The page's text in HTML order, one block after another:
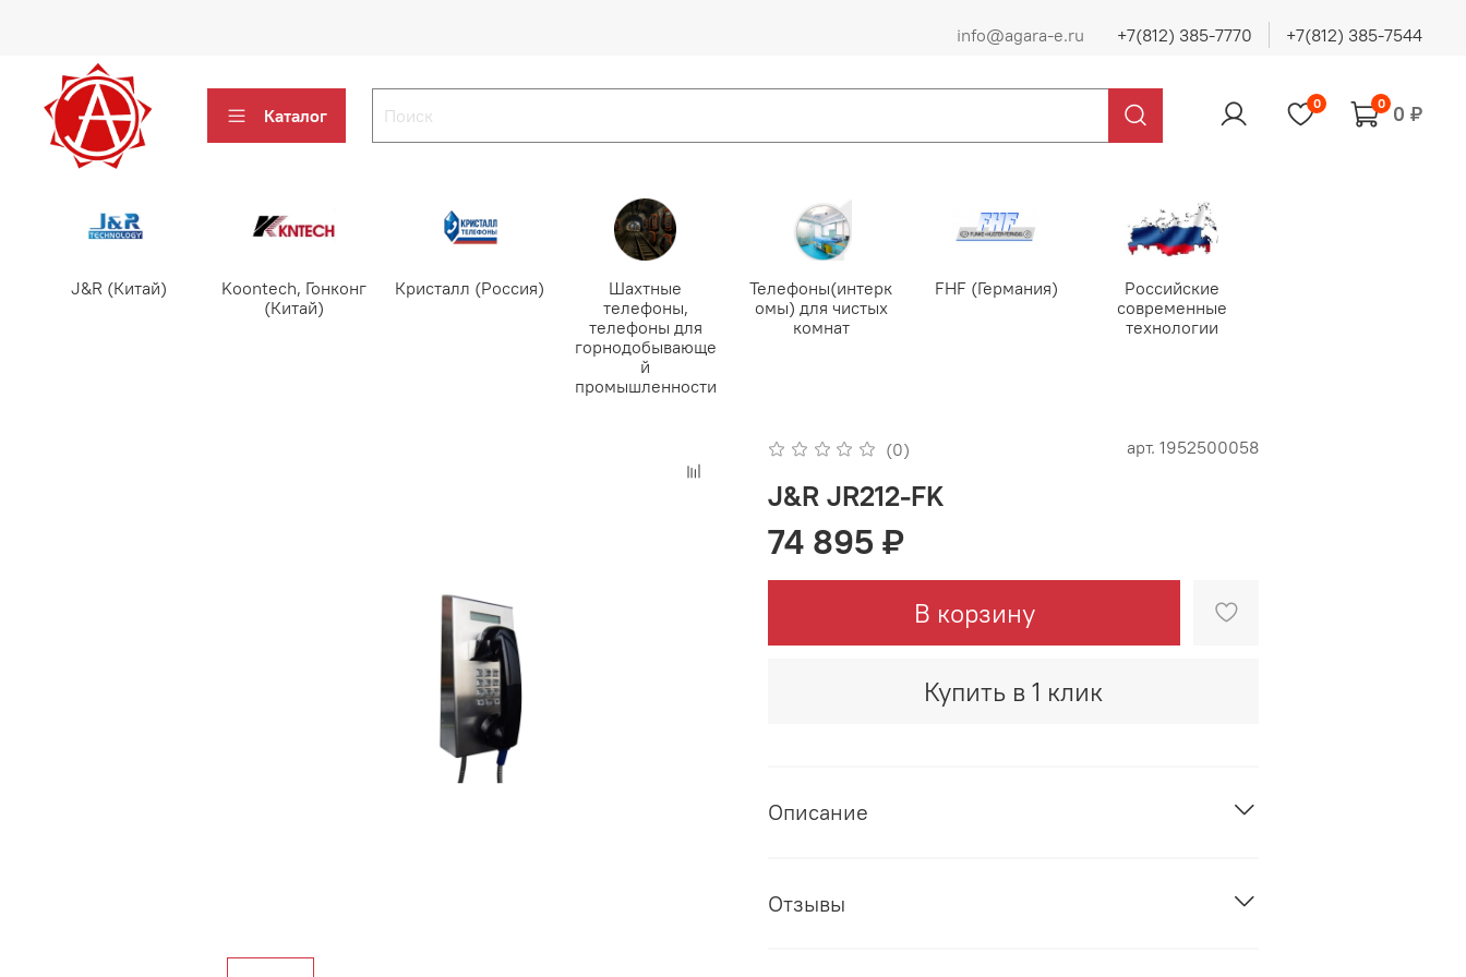
info@agara-e.ru +7(812) 385-7770 +7(812) 385-7544
Каталог
0 0 0 ₽
J&R (Китай)
Koontech, Гонконг
(Китай)
Кристалл (Россия)
Шахтные
телефоны,
телефоны для
горнодобывающе
й
промышленности
Телефоны(интерк
омы) для чистых
комнат
FHF (Германия)
Российские
современные
технологии
(0) арт. 1952500058
J&R JR212-FK
74 895 ₽
В корзину
Купить в 1 клик
Описание
Отзывы